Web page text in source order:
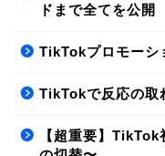
ドまで全てを公開
TikTokプロモーシ
TikTokで反応の取
【超重要】